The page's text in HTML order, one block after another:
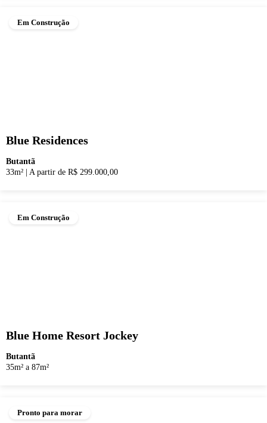
Em Construção
Blue Residences
Butantã
33m²
A partir de R$ 299.000,00
Em Construção
Blue Home Resort Jockey
Butantã
35m² a 87m²
Pronto para morar